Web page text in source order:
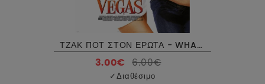
ΤΖΑΚ ΠΟΤ ΣΤΟΝ ΕΡΩΤΑ - WHAT HAPPENS IN VEGAS DVD USED
3.00€ 6.00€
✓Διαθέσιμο